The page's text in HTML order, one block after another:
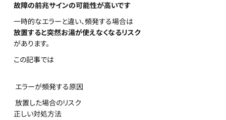
故障の前兆サインの可能性が高いです
一時的なエラーと違い、頻発する場合は
放置すると突然お湯が使えなくなるリスク
があります。
この記事では
エラーが頻発する原因
放置した場合のリスク
正しい対処方法